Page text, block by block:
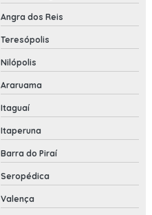
Angra dos Reis
Teresópolis
Nilópolis
Araruama
Itaguaí
Itaperuna
Barra do Piraí
Seropédica
Valença